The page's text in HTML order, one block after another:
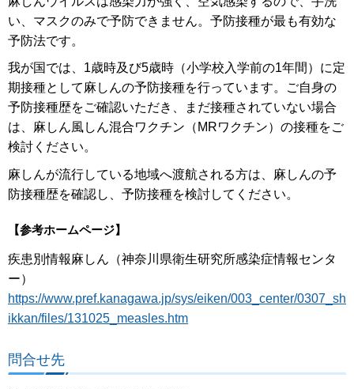
い、マスクのみで予防できません。予防接種が最も有効な
予防法です。
我が国では、1歳時及び5歳時（小学校入学前の1年間）に定
期接種として麻しんの予防接種を行っています。ご自身の
予防接種歴をご確認いただき、まだ接種されていない場合
は、麻しん風しん混合ワクチン（MRワクチン）の接種をご
検討ください。
麻しんが流行している地域へ渡航される方は、麻しんの予
防接種歴を確認し、予防接種を検討してください。
【参考ホームページ】
疾患別情報麻しん（神奈川県衛生研究所感染症情報センタ
ー）
https://www.pref.kanagawa.jp/sys/eiken/003_center/0307_sh
ikkan/files/131025_measles.htm
問合せ先